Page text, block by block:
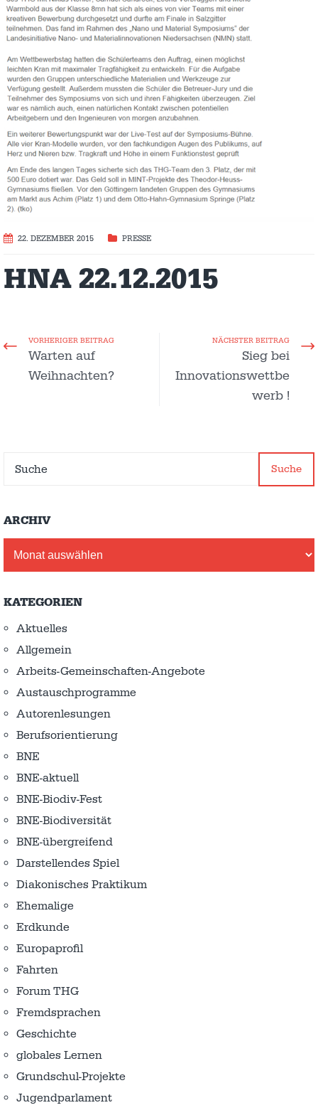
22. DEZEMBER 2015 PRESSE
HNA 22.12.2015
VORHERIGER BEITRAG
Warten auf
Weihnachten?
NÄCHSTER BEITRAG
Sieg bei
Innovationswettbe
werb !
Suche
ARCHIV
KATEGORIEN
Aktuelles
Allgemein
Arbeits-Gemeinschaften-Angebote
Austausch­programme
Autorenlesungen
Berufsorientierung
BNE
BNE-aktuell
BNE-Biodiv-Fest
BNE-Biodiversität
BNE-übergreifend
Darstellendes Spiel
Diakonisches Praktikum
Ehemalige
Erdkunde
Europaprofil
Fahrten
Forum THG
Fremdsprachen
Geschichte
globales Lernen
Grundschul-Projekte
Jugendparlament